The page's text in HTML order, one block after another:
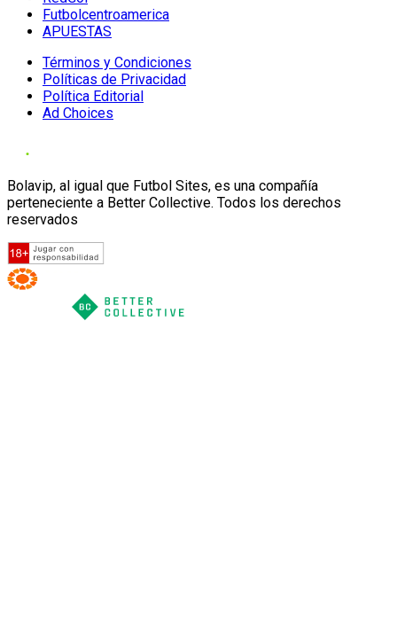
Futbolcentroamerica
APUESTAS
Términos y Condiciones
Políticas de Privacidad
Política Editorial
Ad Choices
Bolavip, al igual que Futbol Sites, es una compañía
perteneciente a Better Collective. Todos los derechos
reservados